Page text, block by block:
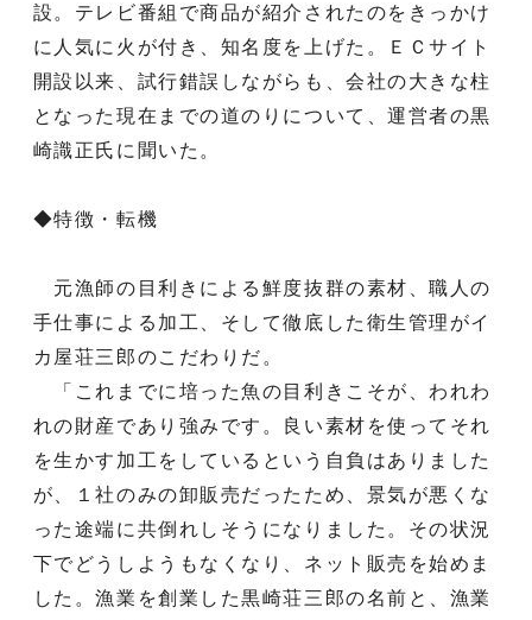
設。テレビ番組で商品が紹介されたのをきっかけ
に人気に火が付き、知名度を上げた。ＥＣサイト
開設以来、試行錯誤しながらも、会社の大きな柱
となった現在までの道のりについて、運営者の黒
崎識正氏に聞いた。
◆特徴・転機
元漁師の目利きによる鮮度抜群の素材、職人の
手仕事による加工、そして徹底した衛生管理がイ
カ屋荘三郎のこだわりだ。
「これまでに培った魚の目利きこそが、われわ
れの財産であり強みです。良い素材を使ってそれ
を生かす加工をしているという自負はありました
が、１社のみの卸販売だったため、景気が悪くな
った途端に共倒れしそうになりました。その状況
下でどうしようもなくなり、ネット販売を始めま
した。漁業を創業した黒崎荘三郎の名前と、漁業